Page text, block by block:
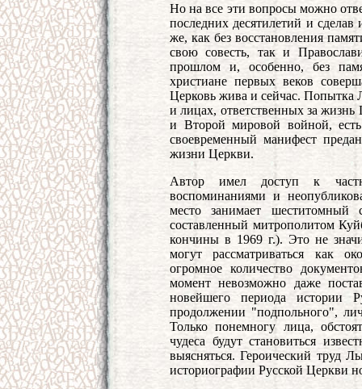
Но на все эти вопросы можно
последних десятилетий и
же, как без восстановления
свою совесть, так и
прошлом и, особенно, без
христиане первых веков
Церковь жива и сейчас. Попытка
и лицах, ответственных за
и Второй мировой войной,
своевременный манифест
жизни Церкви.
Автор имел доступ к
воспоминаниями и
место занимает шеститомный
составленный митрополитом
кончины в 1969 г.). Это не
могут рассматриваться как
огромное количество
момент невозможно даже
новейшего периода истории
продолжении "подпольного",
Только понемногу лица,
чудеса будут становиться
выясняться. Героический труд
историографии Русской Церкви